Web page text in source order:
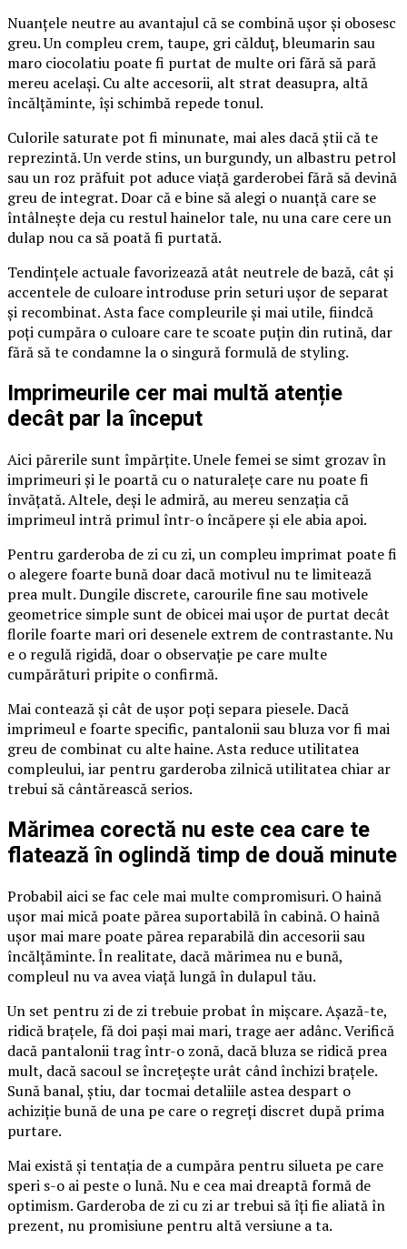
Nuanțele neutre au avantajul că se combină ușor și obosesc
greu. Un compleu crem, taupe, gri călduț, bleumarin sau
maro ciocolatiu poate fi purtat de multe ori fără să pară
mereu același. Cu alte accesorii, alt strat deasupra, altă
încălțăminte, își schimbă repede tonul.
Culorile saturate pot fi minunate, mai ales dacă știi că te
reprezintă. Un verde stins, un burgundy, un albastru petrol
sau un roz prăfuit pot aduce viață garderobei fără să devină
greu de integrat. Doar că e bine să alegi o nuanță care se
întâlnește deja cu restul hainelor tale, nu una care cere un
dulap nou ca să poată fi purtată.
Tendințele actuale favorizează atât neutrele de bază, cât și
accentele de culoare introduse prin seturi ușor de separat
și recombinat. Asta face compleurile și mai utile, fiindcă
poți cumpăra o culoare care te scoate puțin din rutină, dar
fără să te condamne la o singură formulă de styling.
Imprimeurile cer mai multă atenție
decât par la început
Aici părerile sunt împărțite. Unele femei se simt grozav în
imprimeuri și le poartă cu o naturalețe care nu poate fi
învățată. Altele, deși le admiră, au mereu senzația că
imprimeul intră primul într-o încăpere și ele abia apoi.
Pentru garderoba de zi cu zi, un compleu imprimat poate fi
o alegere foarte bună doar dacă motivul nu te limitează
prea mult. Dungile discrete, carourile fine sau motivele
geometrice simple sunt de obicei mai ușor de purtat decât
florile foarte mari ori desenele extrem de contrastante. Nu
e o regulă rigidă, doar o observație pe care multe
cumpărături pripite o confirmă.
Mai contează și cât de ușor poți separa piesele. Dacă
imprimeul e foarte specific, pantalonii sau bluza vor fi mai
greu de combinat cu alte haine. Asta reduce utilitatea
compleului, iar pentru garderoba zilnică utilitatea chiar ar
trebui să cântărească serios.
Mărimea corectă nu este cea care te
flatează în oglindă timp de două minute
Probabil aici se fac cele mai multe compromisuri. O haină
ușor mai mică poate părea suportabilă în cabină. O haină
ușor mai mare poate părea reparabilă din accesorii sau
încălțăminte. În realitate, dacă mărimea nu e bună,
compleul nu va avea viață lungă în dulapul tău.
Un set pentru zi de zi trebuie probat în mișcare. Așază-te,
ridică brațele, fă doi pași mai mari, trage aer adânc. Verifică
dacă pantalonii trag într-o zonă, dacă bluza se ridică prea
mult, dacă sacoul se încrețește urât când închizi brațele.
Sună banal, știu, dar tocmai detaliile astea despart o
achiziție bună de una pe care o regreți discret după prima
purtare.
Mai există și tentația de a cumpăra pentru silueta pe care
speri s-o ai peste o lună. Nu e cea mai dreaptă formă de
optimism. Garderoba de zi cu zi ar trebui să îți fie aliată în
prezent, nu promisiune pentru altă versiune a ta.